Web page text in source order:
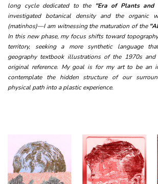
long cycle dedicated to the "Era of Plants and
investigated botanical density and the organic
(matinhos)—I am witnessing the maturation of the
In this new phase, my focus shifts toward
territory, seeking a more synthetic language
geography textbook illustrations of the 1970s
original reference. My goal is for my art to be an
contemplate the hidden structure of our
physical path into a plastic experience.